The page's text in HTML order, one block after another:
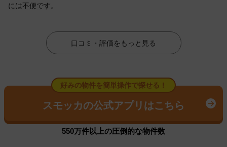
には不便です。
口コミ・評価をもっと見る
好みの物件を簡単操作で探せる！
スモッカの公式アプリはこちら
550万件以上の圧倒的な物件数